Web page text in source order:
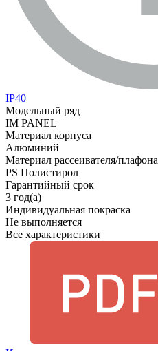
IP40
Модельный ряд
IM PANEL
Материал корпуса
Алюминий
Материал рассеивателя/плафона
PS Полистирол
Гарантийный срок
3 год(а)
Индивидуальная покраска
Не выполняется
Все характеристики